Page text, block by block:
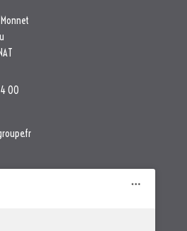
accepter les cookies